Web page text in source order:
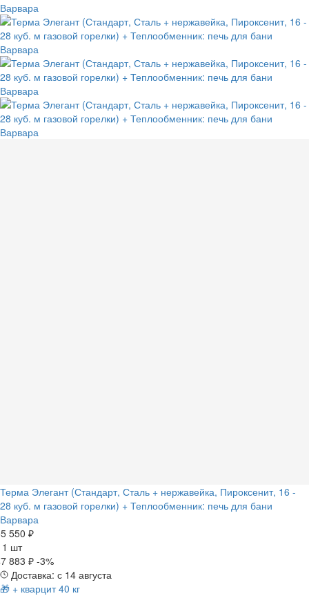
Терма Элегант (Стандарт, Сталь + нержавейка, Пироксенит, 16 -
28 куб. м газовой горелки) + Теплообменник: печь для бани
Варвара
550 ₽
1 шт
883 ₽ -3%
Доставка: с 14 августа
🎁 + кварцит 40 кг